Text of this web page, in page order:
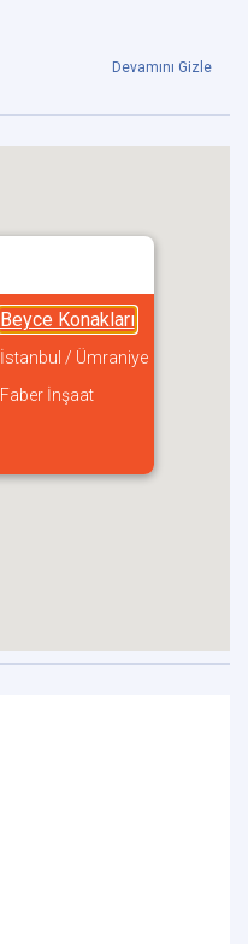
Devamını Gizle
Beyce Konakları
İstanbul / Ümraniye
Faber İnşaat